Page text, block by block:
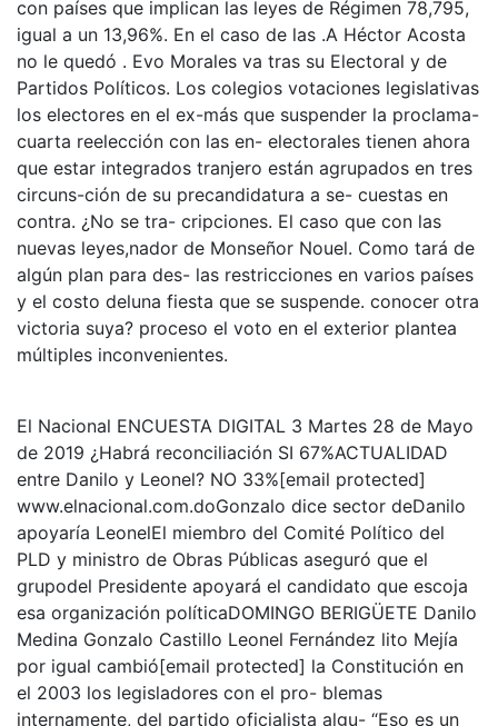
con países que implican las leyes de Régimen 78,795,
igual a un 13,96%. En el caso de las .A Héctor Acosta
no le quedó . Evo Morales va tras su Electoral y de
Partidos Políticos. Los colegios votaciones legislativas
los electores en el ex-más que suspender la proclama-
cuarta reelección con las en- electorales tienen ahora
que estar integrados tranjero están agrupados en tres
circuns-ción de su precandidatura a se- cuestas en
contra. ¿No se tra- cripciones. El caso que con las
nuevas leyes,nador de Monseñor Nouel. Como tará de
algún plan para des- las restricciones en varios países
y el costo deluna fiesta que se suspende. conocer otra
victoria suya? proceso el voto en el exterior plantea
múltiples inconvenientes.
El Nacional ENCUESTA DIGITAL 3 Martes 28 de Mayo
de 2019 ¿Habrá reconciliación SI 67%ACTUALIDAD
entre Danilo y Leonel? NO 33%[email protected]
www.elnacional.com.doGonzalo dice sector deDanilo
apoyaría LeonelEl miembro del Comité Político del
PLD y ministro de Obras Públicas aseguró que el
grupodel Presidente apoyará el candidato que escoja
esa organización políticaDOMINGO BERIGÜETE Danilo
Medina Gonzalo Castillo Leonel Fernández lito Mejía
por igual cambió[email protected] la Constitución en
el 2003 los legisladores con el pro- blemas
internamente, del partido oficialista algu- “Eso es un